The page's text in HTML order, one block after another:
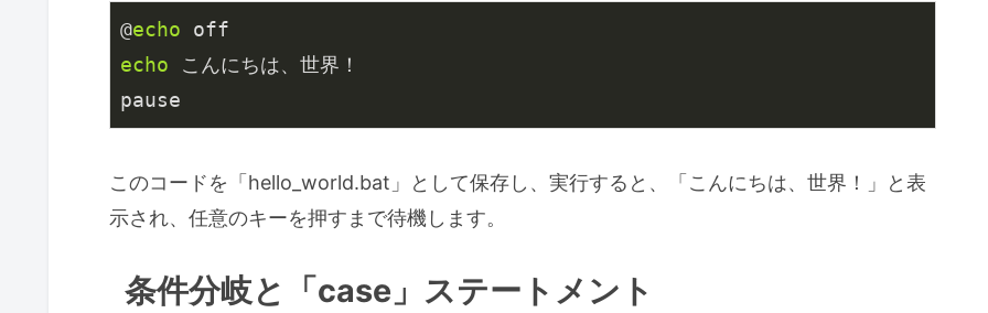
@echo
echo こんにちは、世界！
pause
このコードを「hello_world.bat」として保存し、実行すると、「こんにちは、世界！」と表
示され、任意のキーを押すまで待機します。
条件分岐と「case」ステートメント